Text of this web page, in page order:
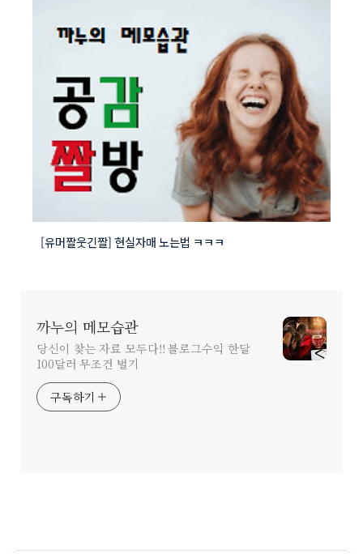
[유머짤웃긴짤] 현실자매 노는법 ㅋㅋㅋ
까누의 메모습관
당신이 찾는 자료 모두다!! 블로그수익 한달
100달러 무조건 벌기
구독하기